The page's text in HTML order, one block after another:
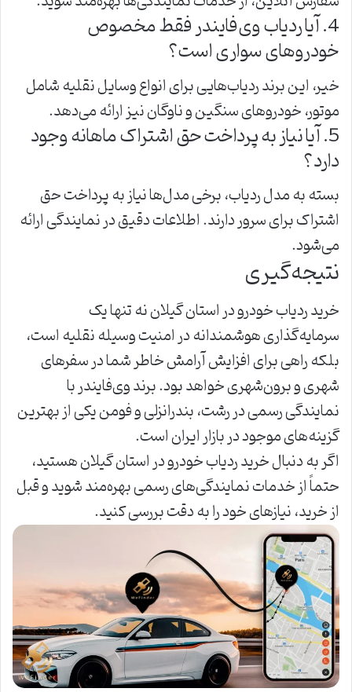
4. آیا ردیاب وی‌فایندر فقط مخصوص
خودروهای سواری است؟
خیر، این برند ردیاب‌هایی برای انواع وسایل نقلیه شامل
موتور، خودروهای سنگین و ناوگان نیز ارائه می‌دهد.
5. آیا نیاز به پرداخت حق اشتراک ماهانه وجود
دارد؟
بسته به مدل ردیاب، برخی مدل‌ها نیاز به پرداخت حق
اشتراک برای سرور دارند. اطلاعات دقیق در نمایندگی ارائه
می‌شود.
نتیجه‌گیری
خرید ردیاب خودرو در استان گیلان نه تنها یک
سرمایه‌گذاری هوشمندانه در امنیت وسیله نقلیه است،
بلکه راهی برای افزایش آرامش خاطر شما در سفرهای
شهری و برون‌شهری خواهد بود. برند وی‌فایندر با
نمایندگی رسمی در رشت، بندرانزلی و فومن یکی از بهترین
گزینه‌های موجود در بازار ایران است.
اگر به دنبال خرید ردیاب خودرو در استان گیلان هستید،
حتماً از خدمات نمایندگی‌های رسمی بهره‌مند شوید و قبل
از خرید، نیازهای خود را به دقت بررسی کنید.